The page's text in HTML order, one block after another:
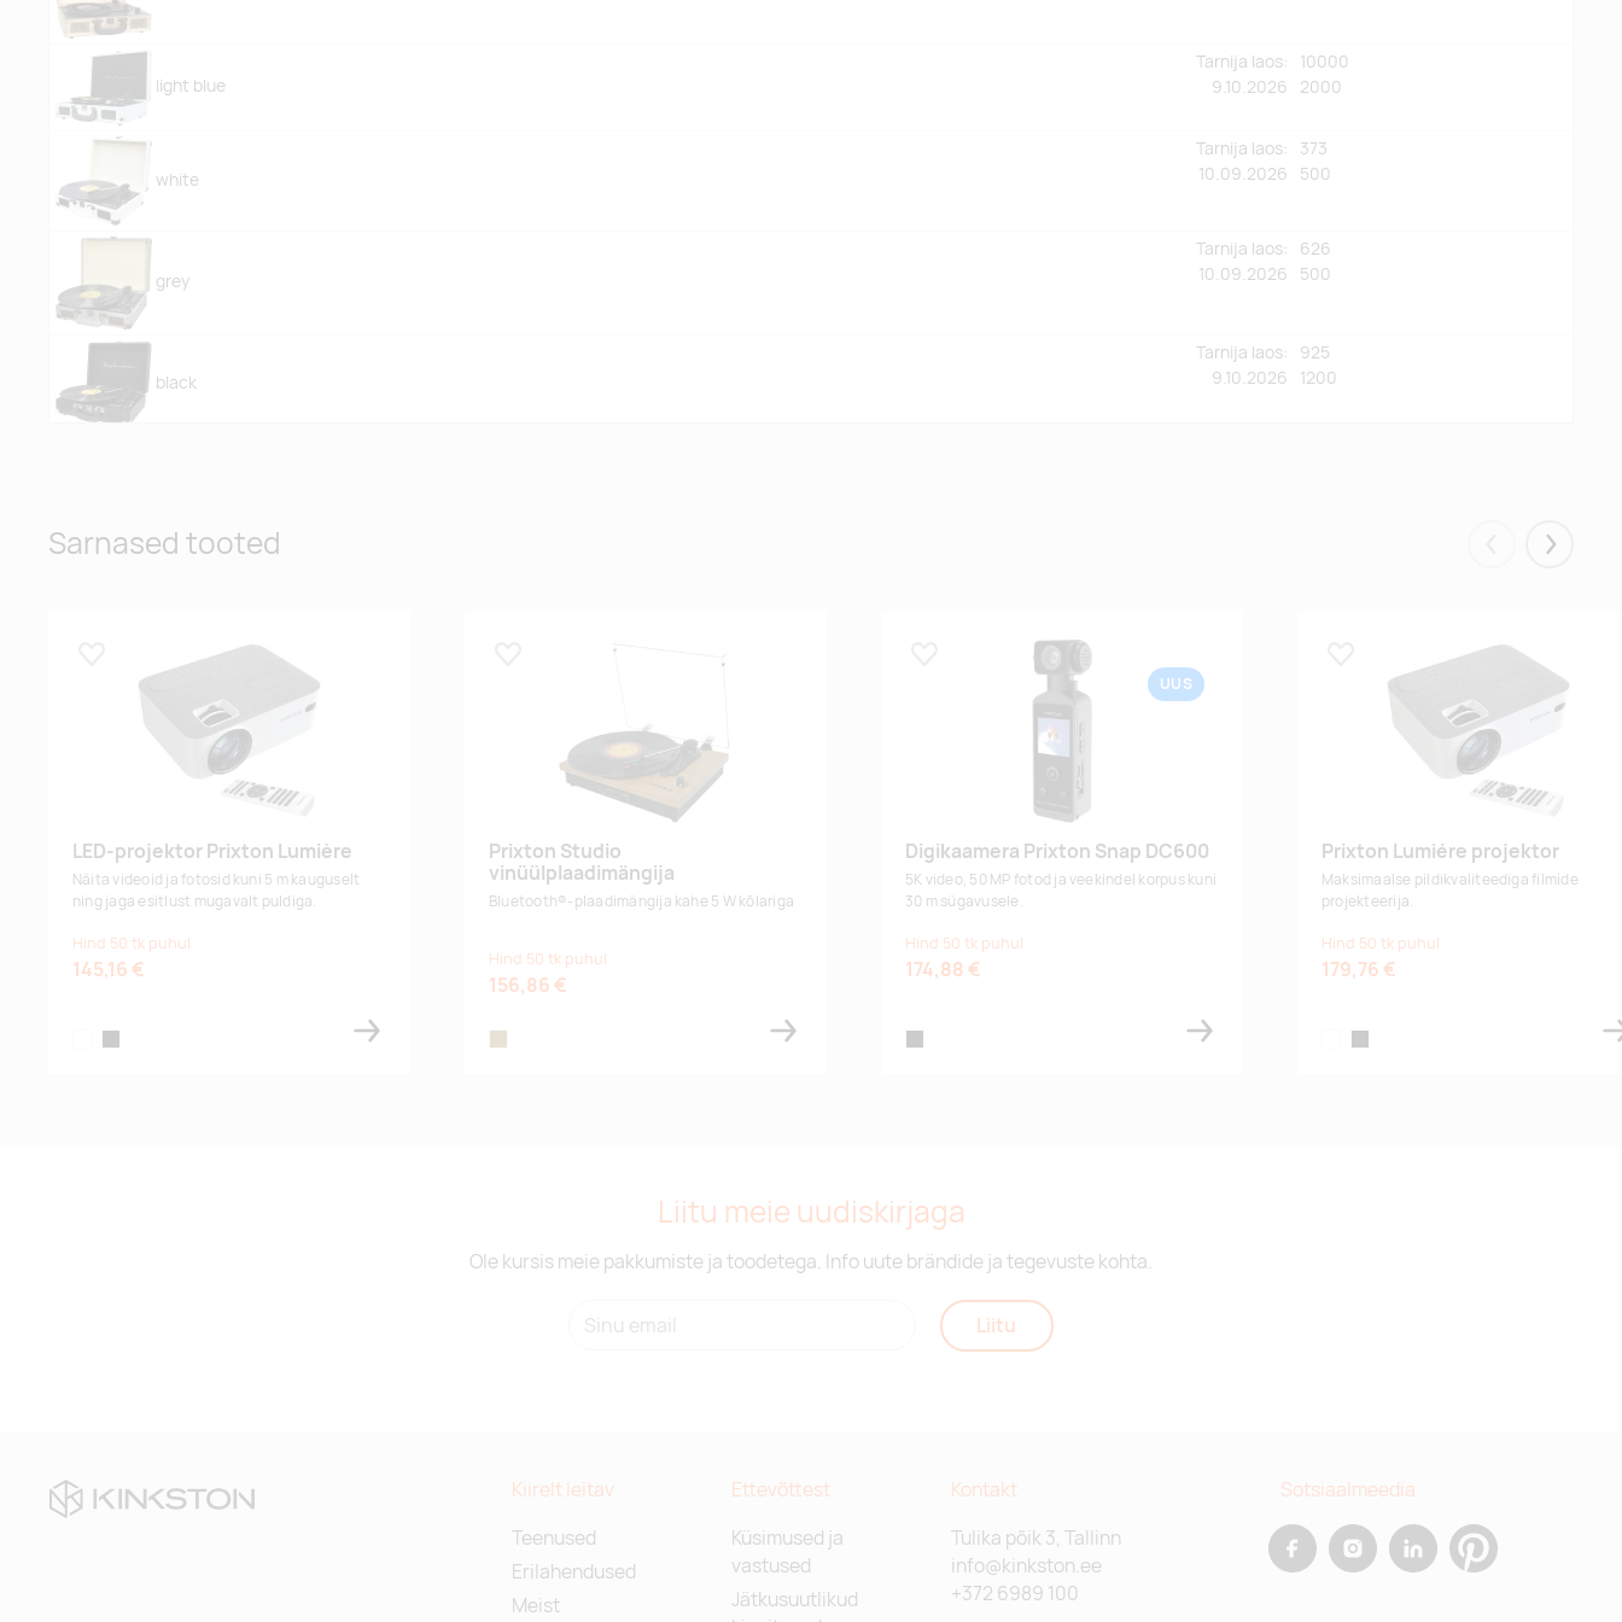
light blue
Tarnija laos:
9.10.2026
10000
2000
white
Tarnija laos:
10.09.2026
373
500
grey
Tarnija laos:
10.09.2026
626
500
black
Tarnija laos:
9.10.2026
925
1200
Sarnased tooted Eelmised
Lisa lemmikuks
LED-projektor Prixton Lumière
Näita videoid ja fotosid kuni 5 m kauguselt
ning jaga esitlust mugavalt puldiga.
Hind 50 tk puhul
145,16 €
Prixton Studio
vinüülplaadimängija
Bluetooth®-plaadimängija kahe 5 W kõlariga
Hind 50 tk puhul
156,86 €
UUS
Digikaamera Prixton Snap DC600
5K video, 50 MP fotod ja veekindel korpus kuni
30 m sügavusele.
Hind 50 tk puhul
174,88 €
Lisa lemmikuks
Prixton Lumiére projektor
Maksimaalse pildikvaliteediga filmide
projekteerija.
Hind 50 tk puhul
179,76 €
Liitu meie uudiskirjaga
Ole kursis meie pakkumiste ja toodetega. Info uute brändide ja tegevuste kohta.
Liitu
Kiirelt leitav
Teenused
Erilahendused
Meist
Ettevõttest
Küsimused ja
vastused
Jätkusuutlikud
Kontakt
Tulika põik 3, Tallinn
info@kinkston.ee
+372 6989 100
Sotsiaalmeedia